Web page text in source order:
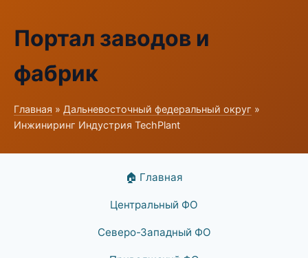
Портал заводов и
фабрик
Главная » Дальневосточный федеральный округ »
Инжиниринг Индустрия TechPlant
🏠 Главная
Центральный ФО
Северо-Западный ФО